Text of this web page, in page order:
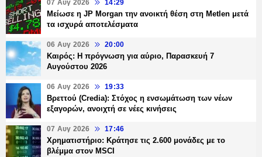
07 Αυγ 2026 14:29
Μείωσε η JP Morgan την ανοικτή θέση στη Metlen μετά
τα ισχυρά αποτελέσματα
06 Αυγ 2026 20:00
Καιρός: Η πρόγνωση για αύριο, Παρασκευή 7
Αυγούστου 2026
06 Αυγ 2026 19:33
Βρεττού (Credia): Στόχος η ενσωμάτωση των νέων
εξαγορών, ανοιχτή σε νέες κινήσεις
07 Αυγ 2026 17:46
Χρηματιστήριο: Κράτησε τις 2.600 μονάδες με το
βλέμμα στον MSCI